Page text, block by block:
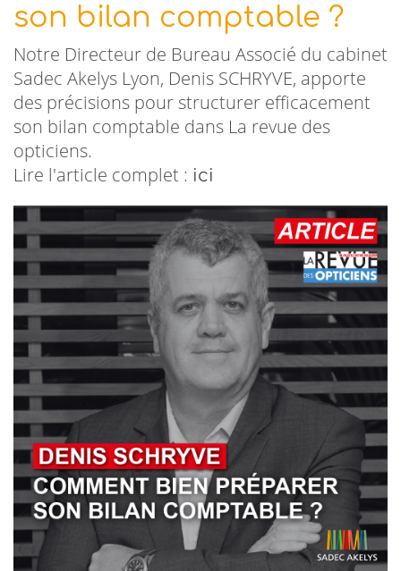
son bilan comptable ?
Notre Directeur de Bureau Associé du cabinet
Sadec Akelys Lyon, Denis SCHRYVE, apporte
des précisions pour structurer efficacement
son bilan comptable dans La revue des
opticiens.
Lire l'article complet : ici